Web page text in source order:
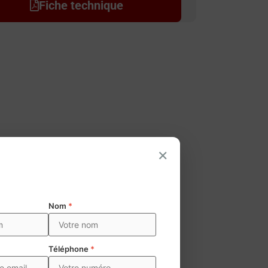
Fiche technique
×
Nom *
Téléphone *